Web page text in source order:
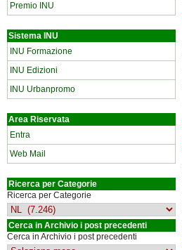
Premio INU
Sistema INU
INU Formazione
INU Edizioni
INU Urbanpromo
Area Riservata
Entra
Web Mail
Ricerca per Categorie
Ricerca per Categorie
Cerca in Archivio i post precedenti
Cerca in Archivio i post precedenti